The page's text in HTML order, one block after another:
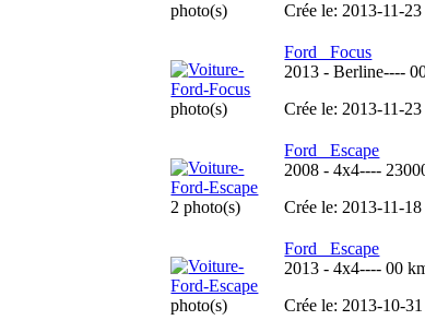
photo(s)
Crée le: 2013-11-
photo(s)
Ford Focus
2013 -Berline----
Crée le: 2013-11-
2 photo(s)
Ford Escape
2008 -4x4----
Crée le: 2013-11-
photo(s)
Ford Escape
2013 -4x4----00
Crée le: 2013-10-